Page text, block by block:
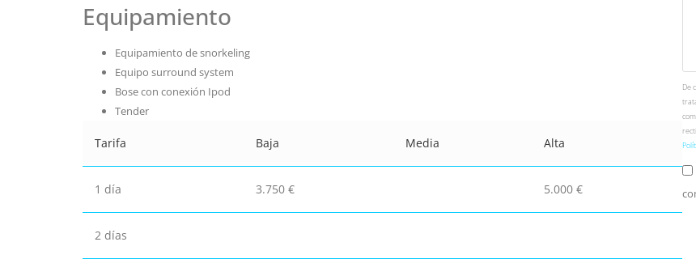
Equipamiento
Equipamiento de snorkeling
Equipo surround system
Bose con conexión Ipod
Tender
Tarifa Baja Media Alta
1 día 3.750 € 5.000 €
2 días
De